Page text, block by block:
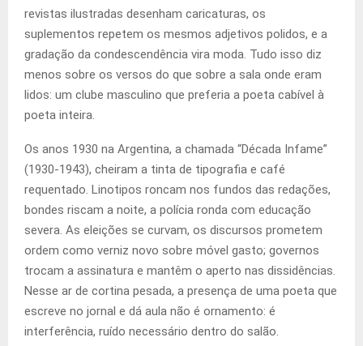
revistas ilustradas desenham caricaturas, os
suplementos repetem os mesmos adjetivos polidos, e a
gradação da condescendência vira moda. Tudo isso diz
menos sobre os versos do que sobre a sala onde eram
lidos: um clube masculino que preferia a poeta cabível à
poeta inteira.
Os anos 1930 na Argentina, a chamada “Década Infame”
(1930-1943), cheiram a tinta de tipografia e café
requentado. Linotipos roncam nos fundos das redações,
bondes riscam a noite, a polícia ronda com educação
severa. As eleições se curvam, os discursos prometem
ordem como verniz novo sobre móvel gasto; governos
trocam a assinatura e mantêm o aperto nas dissidências.
Nesse ar de cortina pesada, a presença de uma poeta que
escreve no jornal e dá aula não é ornamento: é
interferência, ruído necessário dentro do salão.